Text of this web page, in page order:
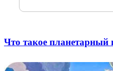
Что такое планетарный